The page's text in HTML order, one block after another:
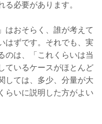
る必要があります。
おそらく、誰が考えて
はずです。それでも、実
のは、「これくらいは当
ているケースがほとんど
しては、多少、分量が大
らいに説明した方がよい